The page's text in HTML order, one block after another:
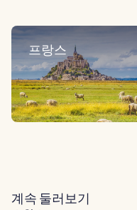
프랑스
계속 둘러보기